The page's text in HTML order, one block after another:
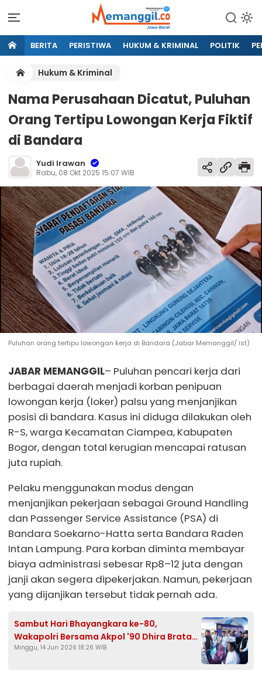
BERITA PERISTIWA HUKUM & KRIMINAL POLITIK
Hukum & Kriminal
Nama Perusahaan Dicatut, Puluhan
Orang Tertipu Lowongan Kerja Fiktif
di Bandara
Yudi Irawan
Rabu, 08 Okt 2025 15:07 WIB
Puluhan orang tertipu lowongan kerja di Bandara (Jabar Memanggil/ ist)
JABAR MEMANGGIL– Puluhan pencari kerja dari
berbagai daerah menjadi korban penipuan
lowongan kerja (loker) palsu yang menjanjikan
posisi di bandara. Kasus ini diduga dilakukan oleh
R-S, warga Kecamatan Ciampea, Kabupaten
Bogor, dengan total kerugian mencapai ratusan
juta rupiah.
Pelaku menggunakan modus dengan
menjanjikan pekerjaan sebagai Ground Handling
dan Passenger Service Assistance (PSA) di
Bandara Soekarno-Hatta serta Bandara Raden
Intan Lampung. Para korban diminta membayar
biaya administrasi sebesar Rp8–12 juta dengan
janji akan segera dipekerjakan. Namun, pekerjaan
yang dijanjikan tersebut tidak pernah ada.
Sambut Hari Bhayangkara ke-80,
Wakapolri Bersama Akpol '90 Dhira Brata
Gelar Aksi Sosial dan Layanan Kesehatan di
Minggu, 14 Jun 2026 18:26 WIB